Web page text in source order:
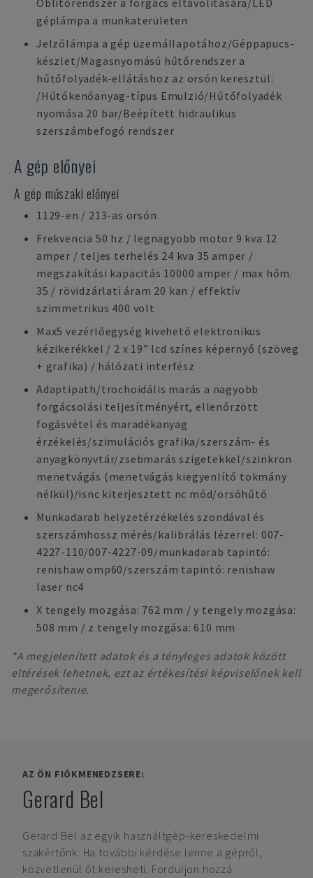
Öblítőrendszer a forgács eltávolítására/LED
géplámpa a munkaterületen
Jelzőlámpa a gép üzemállapotához/Géppapucs-
készlet/Magasnyomású hűtőrendszer a
hűtőfolyadék-ellátáshoz az orsón keresztül:
/Hűtőkenőanyag-típus Emulzió/Hűtőfolyadék
nyomása 20 bar/Beépített hidraulikus
szerszámbefogó rendszer
A gép előnyei
A gép műszaki előnyei
1129-en / 213-as orsón
Frekvencia 50 hz / legnagyobb motor 9 kva 12
amper / teljes terhelés 24 kva 35 amper /
megszakítási kapacitás 10000 amper / max hőm.
35 / rövidzárlati áram 20 kan / effektív
szimmetrikus 400 volt
Max5 vezérlőegység kivehető elektronikus
kézikerékkel / 2 x 19” lcd színes képernyő (szöveg
+ grafika) / hálózati interfész
Adaptipath/trochoidális marás a nagyobb
forgácsolási teljesítményért, ellenőrzött
fogásvétel és maradékanyag
érzékelés/szimulációs grafika/szerszám- és
anyagkönyvtár/zsebmarás szigetekkel/szinkron
menetvágás (menetvágás kiegyenlítő tokmány
nélkül)/isnc kiterjesztett nc mód/orsóhűtő
Munkadarab helyzetérzékelés szondával és
szerszámhossz mérés/kalibrálás lézerrel: 007-
4227-110/007-4227-09/munkadarab tapintó:
renishaw omp60/szerszám tapintó: renishaw
laser nc4
X tengely mozgása: 762 mm / y tengely mozgása:
508 mm / z tengely mozgása: 610 mm
*A megjelenített adatok és a tényleges adatok között
eltérések lehetnek, ezt az értékesítési képviselőnek kell
megerősítenie.
AZ ÖN FIÓKMENEDZSERE:
Gerard Bel
Gerard Bel az egyik használtgép-kereskedelmi
szakértőnk. Ha további kérdése lenne a gépről,
közvetlenül őt keresheti. Forduljon hozzá